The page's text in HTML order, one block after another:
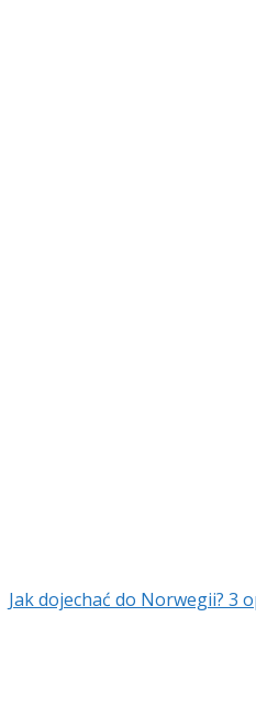
Jak dojechać do Norwegii? 3